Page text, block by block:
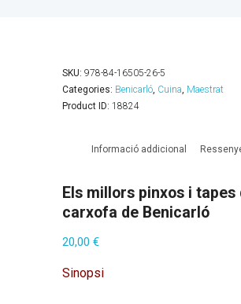
SKU: 978-84-16505-26-5
Categories: Benicarló, Cuina, Maestrat
Product ID: 18824
Informació addicional
Els millors pinxos i tapes
carxofa de Benicarló
20,00 €
Sinopsi